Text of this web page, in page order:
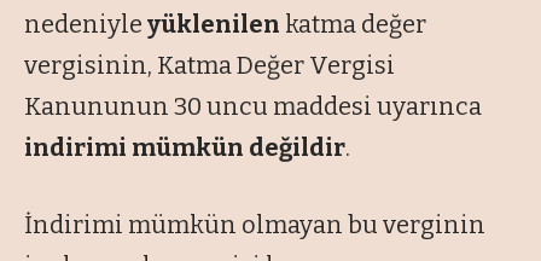
nedeniyle yüklenilen katma değer
vergisinin, Katma Değer Vergisi
Kanununun 30 uncu maddesi uyarınca
indirimi mümkün değildir.
İndirimi mümkün olmayan bu verginin